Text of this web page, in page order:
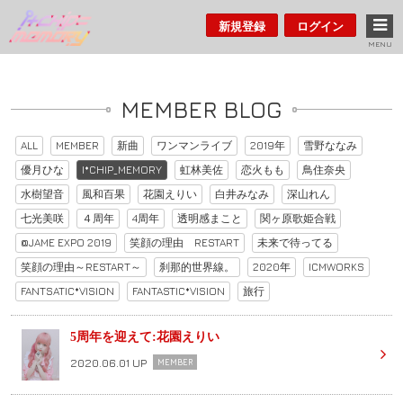
新規登録 ログイン
MENU
MEMBER BLOG
ALL MEMBER 新曲 ワンマンライブ 2019年
雪野ななみ
優月ひな
I*CHIP_MEMORY 虹林美佐 恋火もも
鳥住奈央
水樹望音
風和百果 花園えりい 白井みなみ
深山れん
七光美咲
４周年 4周年 透明感まこと
関ヶ原歌姫合戦
@JAME EXPO 2019
笑顔の理由 RESTART
未来で待ってる
笑顔の理由～RESTART～
刹那的世界線。 2020年
ICMWORKS
FANTSATIC*VISION
FANTASTIC*VISION 旅行
5周年を迎えて:花園えりい
2020.06.01 UP MEMBER